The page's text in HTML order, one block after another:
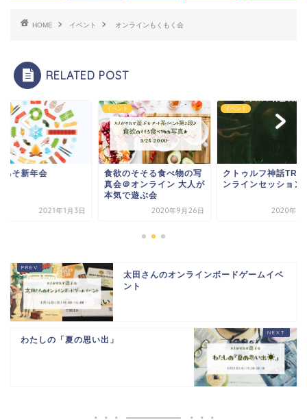
HOME イベント オンラインもくもく会
RELATED POST
あそ新年会
2021年1月3日
イベント
食欲のそそる食べ物の写
真会＠オンライン 大人が
本気で遊ぶ会
2020年9月26日
イベント
クトゥルフ神話
ンラインセッション)
2020年5
太田さんのオンラインボードゲームイベ
ント
わたしの「夏の思い出」